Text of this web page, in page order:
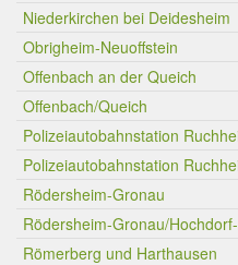
Niederkirchen bei Deidesheim
Obrigheim-Neuoffstein
Offenbach an der Queich
Offenbach/Queich
Polizeiautobahnstation
Polizeiautobahnstation
Rödersheim-Gronau
Rödersheim-Gronau/
Römerberg und Harthausen